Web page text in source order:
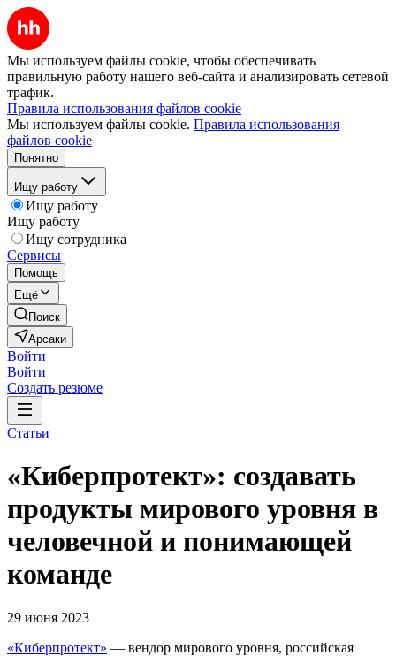
Мы используем файлы cookie, чтобы обеспечивать
правильную работу нашего веб-сайта и анализировать сетевой
трафик.
Правила использования файлов cookie
Мы используем файлы cookie. Правила использования
файлов cookie
Понятно
Ищу работу
Ищу работу
Ищу работу
Ищу сотрудника
Сервисы
Помощь
Ещё
Поиск
Арсаки
Войти
Войти
Создать резюме
Статьи
«Киберпротект»: создавать
продукты мирового уровня в
человечной и понимающей
команде
29 июня 2023
«Киберпротект» — вендор мирового уровня, российская